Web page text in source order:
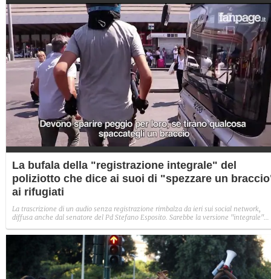
La bufala della "registrazione integrale" del
poliziotto che dice ai suoi di "spezzare un
ai rifugiati
La trascrizione di un audio senza registrazione rimbalza da ieri sui social network,
diffusa anche dal senatore del Pd Stefano Esposito. Sarebbe la versione "integrale"
una carica contro i rifugiati "spezzategli un braccio". Ma si tratta solo di una bufala.